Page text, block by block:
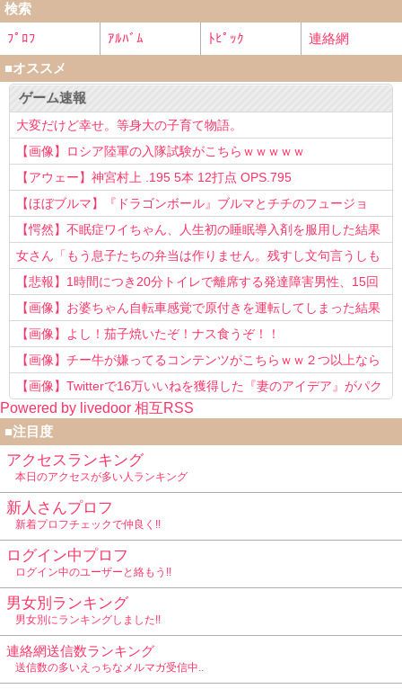
検索
ﾌﾟﾛﾌ
ｱﾙﾊﾞﾑ ﾄﾋﾟｯｸ
連絡網
■オススメ
ゲーム速報
大変だけど幸せ。等身大の子育て物語。
【画像】ロシア陸軍の入隊試験がこちらｗｗｗｗｗ
【アウェー】神宮村上 .195 5本 12打点 OPS.795
【ほぼブルマ】『ドラゴンボール』ブルマとチチのフュージョ
ン、クッソ可愛すぎるwwwwwww
【愕然】不眠症ワイちゃん、人生初の睡眠導入剤を服用した結果
ｗｗｗｗ
女さん「もう息子たちの弁当は作りません。残すし文句言うしも
う知らない！」
【悲報】1時間につき20分トイレで離席する発達障害男性、15回
以上転職を重ねてしまう
【画像】お婆ちゃん自転車感覚で原付きを運転してしまった結果
www
【画像】よし！茄子焼いたぞ！ナス食うぞ！！
【画像】チー牛が嫌ってるコンテンツがこちらｗｗ２つ以上なら
確定ｗｗ
【画像】Twitterで16万いいねを獲得した『妻のアイデア』がパク
リで草www
Powered by livedoor 相互RSS
■注目度
アクセスランキング
本日のアクセスが多い人ランキング
新人さんプロフ
新着プロフチェックで仲良く!!
ログイン中プロフ
ログイン中のユーザーと絡もう!!
男女別ランキング
男女別にランキングしました!!
連絡網送信数ランキング
送信数の多いえっちなメルマガ受信中..